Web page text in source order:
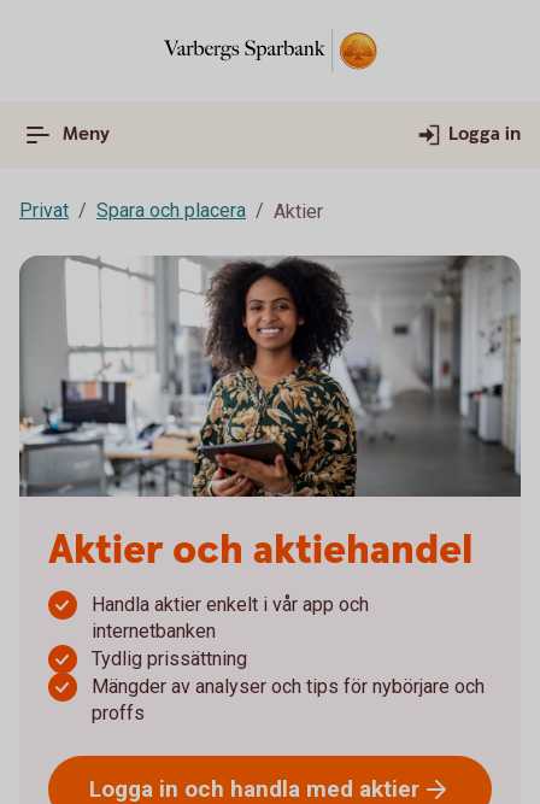
Meny Logga in
Privat Spara och placera Aktier
Aktier och aktiehandel
Handla aktier enkelt i vår app och
internetbanken
Tydlig prissättning
Mängder av analyser och tips för nybörjare och
proffs
Logga in och handla med aktier